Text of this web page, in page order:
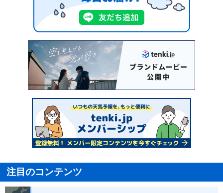
注目のコンテンツ